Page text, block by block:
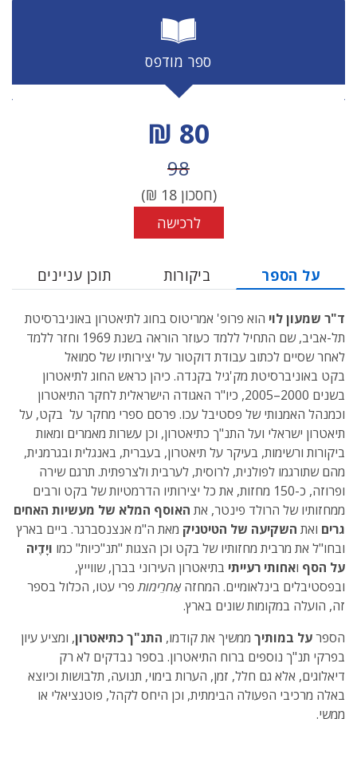
ספר מודפס
מחיר הנחה
80 ₪
מחיר לפני הנחה
98
(חסכון18
₪)
לרכישה
על הספר ביקורות תוכן עניינים
ד"ר שמעון לוי הוא פרופ' אמריטוס בחוג לתיאטרון באוניברסיטת
תל-אביב, שם התחיל ללמד כעוזר הוראה בשנת 1969 וחזר ללמד
לאחר שסיים לכתוב עבודת דוקטור על יצירותיו של סמואל
בקט באוניברסיטת מק'גיל בקנדה. כיהן כראש החוג לתיאטרון
בשנים 2000–2005, כיו"ר האגודה הישראלית לחקר התיאטרון
וכמנהל האמנותי של פסטיבל עכו. פרסם ספרי מחקר על בקט, על
תיאטרון ישראלי ועל התנ"ך כתיאטרון, וכן עשרות מאמרים ומאות
ביקורות ורשימות, בעיקר על תיאטרון, בעברית, באנגלית ובגרמנית,
מהם שתורגמו לפולנית, לרוסית, לערבית ולצרפתית. תרגם שירה
ופרוזה, כ-150 מחזות, את כל יצירותיו הדרמטיות של בקט ורבים
ממחזותיו של הרולד פינטר, את האוסף המלא של מעשיות האחים
גרים ואת השקיעה של הטיטניק מאת ה"מ אנצנסברגר. ביים בארץ
ובחו"ל את מרבית מחזותיו של בקט וכן הצגות "תנ"כיות" כמו ויָדֶיה
על הסף ואחותי רעייתי בתיאטרון העירוני בברן, שווייץ,
ובפסטיבלים בינלאומיים. המחזהאַחרֵימותפרי עטו, הכלול בספר
זה, הועלה במקומות שונים בארץ.
הספרעל במותיך ממשיך את קודמו, התנ"ך כתיאטרון, ומציע עיון
בפרקי תנ"ך נוספים ברוח התיאטרון. בספר נבדקים לא רק
דיאלוגים, אלא גם חלל, זמן, הערות בימוי, תנועה, תלבושות וכיוצא
באלה מרכיבי הפעולה הבימתית, וכן היחס לקהל, פוטנציאלי או
ממשי.